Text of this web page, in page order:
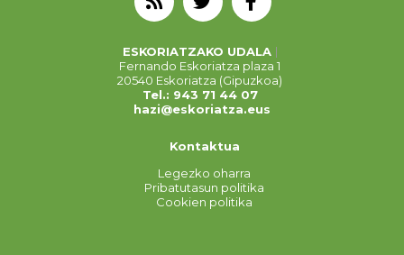
ESKORIATZAKO UDALA
Fernando Eskoriatza plaza 1
20540 Eskoriatza (Gipuzkoa)
Tel.: 943 71 44 07
hazi@eskoriatza.eus
Kontaktua
Legezko oharra
Pribatutasun politika
Cookien politika